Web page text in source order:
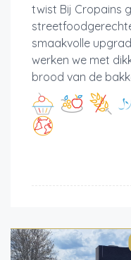
twist Bij Cropains
smaakvolle
werken we met
brood van de